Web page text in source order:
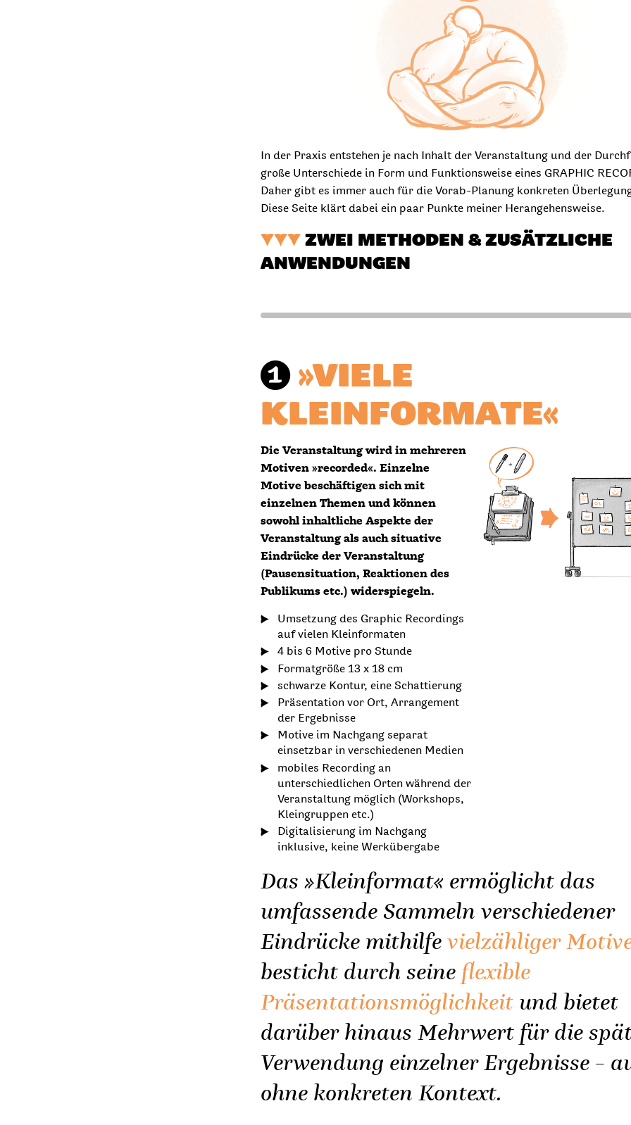
In der Praxis entstehen je nach Inhalt der Veranstaltung und der
große Unterschiede in Form und Funktionsweise eines GRAPHIC
Daher gibt es immer auch für die Vorab-Planung konkreten
Diese Seite klärt dabei ein paar Punkte meiner Herangehensweise.
▼▼▼ZWEI METHODEN & ZUSÄTZLICHE
ANWENDUNGEN
➊»VIELE
KLEINFORMATE«
Die Veranstaltung wird in mehreren
Motiven »recorded«. Einzelne
Motive beschäftigen sich mit
einzelnen Themen und können
sowohl inhaltliche Aspekte der
Veranstaltung als auch situative
Eindrücke der Veranstaltung
(Pausensituation, Reaktionen des
Publikums etc.) widerspiegeln.
Umsetzung des Graphic Recordings
auf vielen Kleinformaten
4 bis 6 Motive pro Stunde
Formatgröße 13 x 18 cm
schwarze Kontur, eine Schattierung
Präsentation vor Ort, Arrangement
der Ergebnisse
Motive im Nachgang separat
einsetzbar in verschiedenen Medien
mobiles Recording an
unterschiedlichen Orten während der
Veranstaltung möglich (Workshops,
Kleingruppen etc.)
Digitalisierung im Nachgang
inklusive, keine Werkübergabe
Das »Kleinformat« ermöglicht das
umfassende Sammeln verschiedener
Eindrücke mithilfevielzähliger
besticht durch seine flexible
Präsentationsmöglichkeit und bietet
darüber hinaus Mehrwert für die
Verwendung einzelner Ergebnisse –
ohne konkreten Kontext.